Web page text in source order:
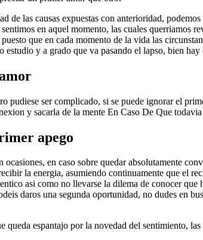
de las causas expuestas con anterioridad,
en aquel momento, las cuales querriamos
que en cada momento de la vida las
y a grado que va pasando el lapso, bien hay
pudiese ser complicado, si se puede ignorar el
y sacarla de la mente En Caso De Que
apego
en caso sobre quedar absolutamente
la energia, asumiendo continuamente que el
asi­ como no llevarse la dilema de conocer que
daros una segunda oportunidad, no dudes en
queda espantajo por la novedad del sentimiento,